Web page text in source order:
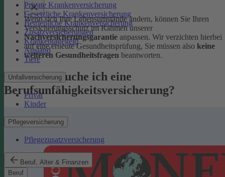
Private Krankenversicherung
Gesetzliche Krankenversicherung
Betriebliche Krankenversicherung
Zusatzversicherungen
Krankentagegeld
Ausland
Tiere
Unfallversicherung
Privat
Kinder
Pflegeversicherung
Pflegezusatzversicherung
Beruf, Alter & Finanzen
Beruf
Wenn sich Ihre Lebensumstände ändern, können Sie Ihren
Versicherungsschutz im Rahmen unserer
Nachversicherungsgarantie anpassen. Wir verzichten hierbei
auf eine erneute Gesundheitsprüfung, Sie müssen also keine
weiteren Gesundheitsfragen beantworten.
Warum brauche ich eine
Berufsunfähigkeitsversicherung?